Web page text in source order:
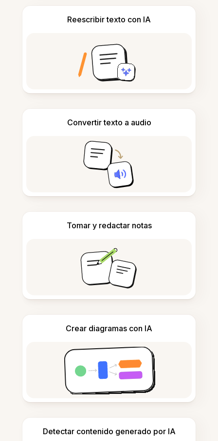
Reescribir texto con IA
Convertir texto a audio
Tomar y redactar notas
Crear diagramas con IA
Detectar contenido generado por IA